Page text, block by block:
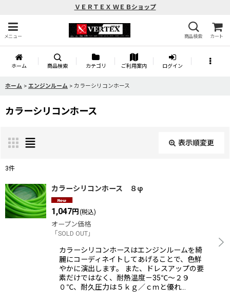
ＶＥＲＴＥＸ ＷＥＢショップ
メニュー 商品検索 カート
ホーム 商品検索 カテゴリ ご利用案内 ログイン
ホーム > エンジンルーム > カラーシリコンホース
カラーシリコンホース
表示順変更
表示数:
並び順:
絞り込む
3件
カラーシリコンホース ８φ
1,047円 (税込)
オープン価格
「SOLD OUT」
カラーシリコンホースはエンジンルームを綺
麗にコーディネイトしてあげることで、色鮮
やかに演出します。 また、ドレスアップの要
素だけではなく、耐熱温度－35℃〜２９
０℃、耐久圧力は５ｋｇ／ｃｍと優れ…